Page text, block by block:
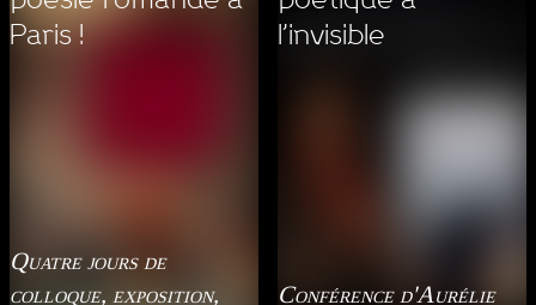
Paris !
Quatre jours de
colloque, exposition,
l’invisible
Conférence d'Aurélie